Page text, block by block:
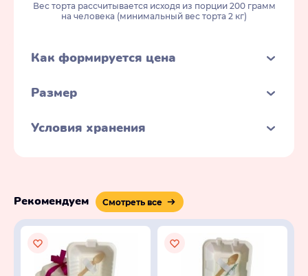
Вес торта рассчитывается исходя из порции 200 грамм
на человека (минимальный вес торта 2 кг)
Как формируется цена
Размер
Условия хранения
Рекомендуем Смотреть все